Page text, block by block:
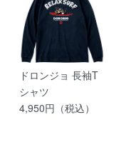
ドロンジョ 長袖T
シャツ
4,950円（税込）